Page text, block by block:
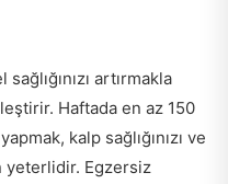
artırmakla
Haftada en az 150
kalp sağlığınızı ve
yeterlidir. Egzersiz